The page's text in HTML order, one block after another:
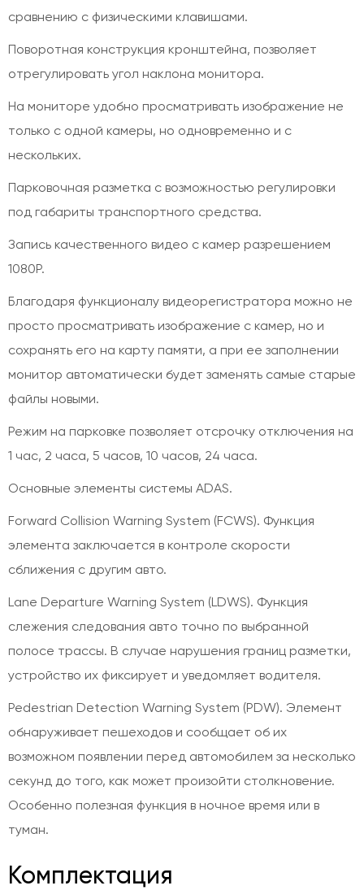
сравнению с физическими клавишами.
Поворотная конструкция кронштейна, позволяет
отрегулировать угол наклона монитора.
На мониторе удобно просматривать изображение не
только с одной камеры, но одновременно и с
нескольких.
Парковочная разметка с возможностью регулировки
под габариты транспортного средства.
Запись качественного видео с камер разрешением
1080P.
Благодаря функционалу видеорегистратора можно не
просто просматривать изображение с камер, но и
сохранять его на карту памяти, а при ее заполнении
монитор автоматически будет заменять самые старые
файлы новыми.
Режим на парковке позволяет отсрочку отключения на
1 час, 2 часа, 5 часов, 10 часов, 24 часа.
Основные элементы системы ADAS.
Forward Collision Warning System (FCWS). Функция
элемента заключается в контроле скорости
сближения с другим авто.
Lane Departure Warning System (LDWS). Функция
слежения следования авто точно по выбранной
полосе трассы. В случае нарушения границ разметки,
устройство их фиксирует и уведомляет водителя.
Pedestrian Detection Warning System (PDW). Элемент
обнаруживает пешеходов и сообщает об их
возможном появлении перед автомобилем за несколько
секунд до того, как может произойти столкновение.
Особенно полезная функция в ночное время или в
туман.
Комплектация